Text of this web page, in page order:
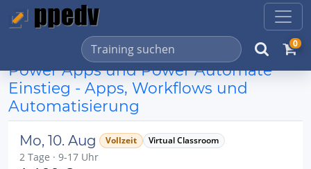
0
Power Apps und Power Automate
Einstieg - Apps, Workflows und
Automatisierung
Mo, 10. Aug Vollzeit Virtual Classroom
2 Tage · 9-17 Uhr